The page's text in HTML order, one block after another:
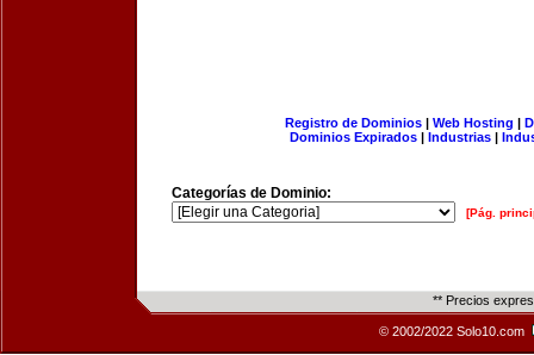
Registro de Dominios| Web Hosting |
Dominios Expirados | Industrias |
Categorías de Dominio:
[Pág.
** Precios
© 2002/2022 Solo10.com